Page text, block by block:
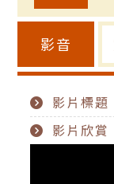
影音
影片標
影片欣賞